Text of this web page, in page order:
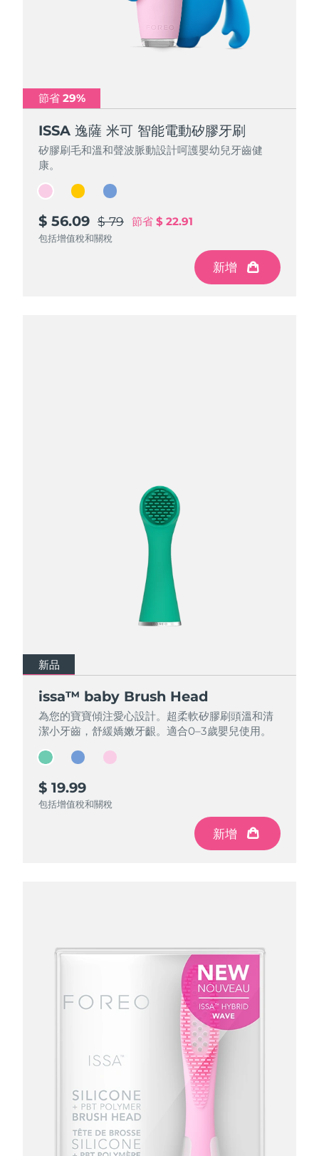
節省 29%
ISSA 逸薩 米可 智能電動矽膠牙刷
矽膠刷毛和溫和聲波脈動設計呵護嬰幼兒牙齒健
康。
$ 56.09 $ 79 節省 $ 22.91
包括增值稅和關稅
新增
節省 29%
ISSA 逸薩 米可 智能電動矽膠牙刷
矽膠刷毛和溫和聲波脈動設計呵護嬰幼兒牙齒健
康。
$ 56.09 $ 79 節省 $ 22.91
包括增值稅和關稅
新增
節省 29%
ISSA 逸薩 米可 智能電動矽膠牙刷
矽膠刷毛和溫和聲波脈動設計呵護嬰幼兒牙齒健
康。
$ 56.09 $ 79 節省 $ 22.91
包括增值稅和關稅
新增
新品
issa™ baby Brush Head
為您的寶寶傾注愛心設計。超柔軟矽膠刷頭溫和清
潔小牙齒，舒緩嬌嫩牙齦。適合0–3歲嬰兒使用。
$ 19.99
包括增值稅和關稅
新增
新品
issa™ baby Brush Head
為您的寶寶傾注愛心設計。超柔軟矽膠刷頭溫和清
潔小牙齒，舒緩嬌嫩牙齦。適合0–3歲嬰兒使用。
$ 19.99
包括增值稅和關稅
新增
新品
issa™ baby Brush Head
為您的寶寶傾注愛心設計。超柔軟矽膠刷頭溫和清
潔小牙齒，舒緩嬌嫩牙齦。適合0–3歲嬰兒使用。
$ 19.99
包括增值稅和關稅
新增